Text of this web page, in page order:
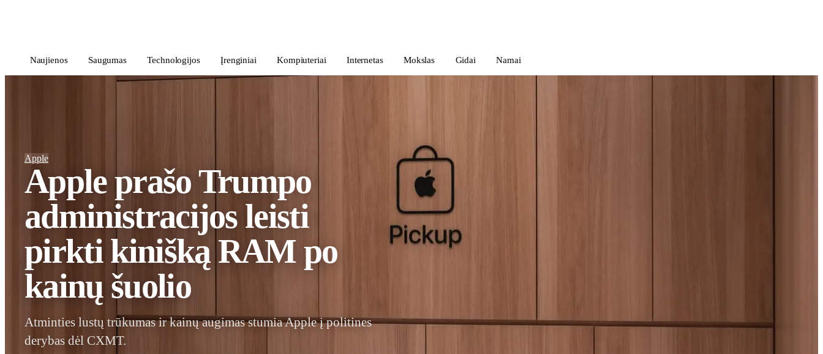
Naujienos Saugumas Technologijos Įrenginiai Kompiuteriai Internetas Mokslas Gidai Namai
Apple
Apple prašo Trumpo
administracijos leisti
pirkti kinišką RAM po
kainų šuolio
Atminties lustų trūkumas ir kainų augimas stumia Apple į politines
derybas dėl CXMT.